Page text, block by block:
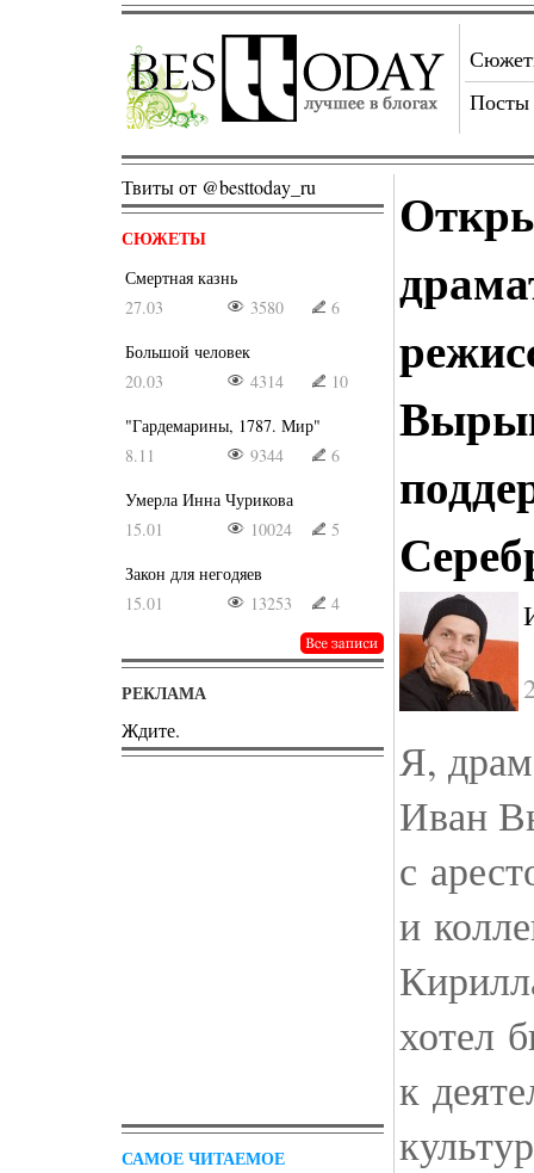
Посты
Твиты от @besttoday_ru
СЮЖЕТЫ
Смертная казнь
27.03
3580
6
Большой человек
20.03
4314
10
"Гардемарины, 1787. Мир"
8.11
9344
6
Умерла Инна Чурикова
15.01
10024
5
Закон для негодяев
15.01
13253 4
РЕКЛАМА
Ждите.
САМОЕ ЧИТАЕМОЕ
Я,
Иван
с
и
хотел
к